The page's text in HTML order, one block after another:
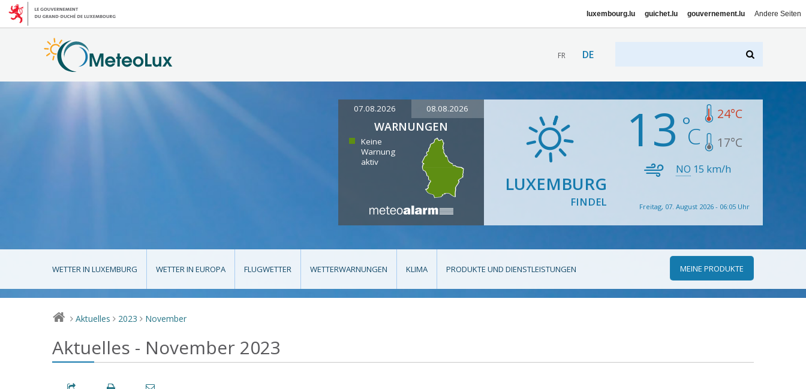
luxembourg.lu guichet.lu gouvernement.lu Andere Seiten
FR DE
07.08.2026 08.08.2026
WARNUNGEN
Keine
Warnung
aktiv
LUXEMBURG
FINDEL
13 24°C
17°C
NO 15 km/h
Freitag, 07. August 2026 - 06:05 Uhr
WETTER IN LUXEMBURG WETTER IN EUROPA FLUGWETTER WETTERWARNUNGEN KLIMA PRODUKTE UND DIENSTLEISTUNGEN MEINE PRODUKTE
> Aktuelles > 2023 > November
Aktuelles - November 2023